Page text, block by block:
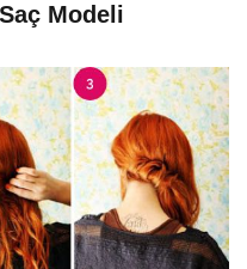
Modeli